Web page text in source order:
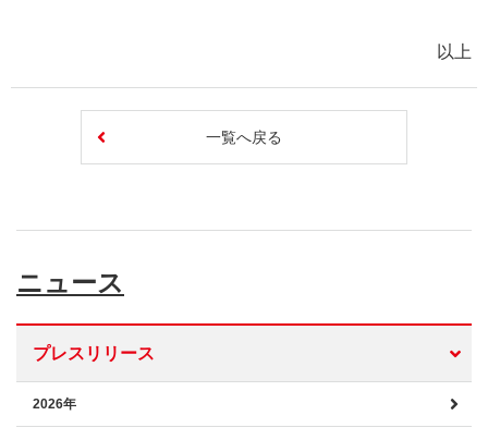
以上
一覧へ戻る
ニュース
プレスリリース
2026年